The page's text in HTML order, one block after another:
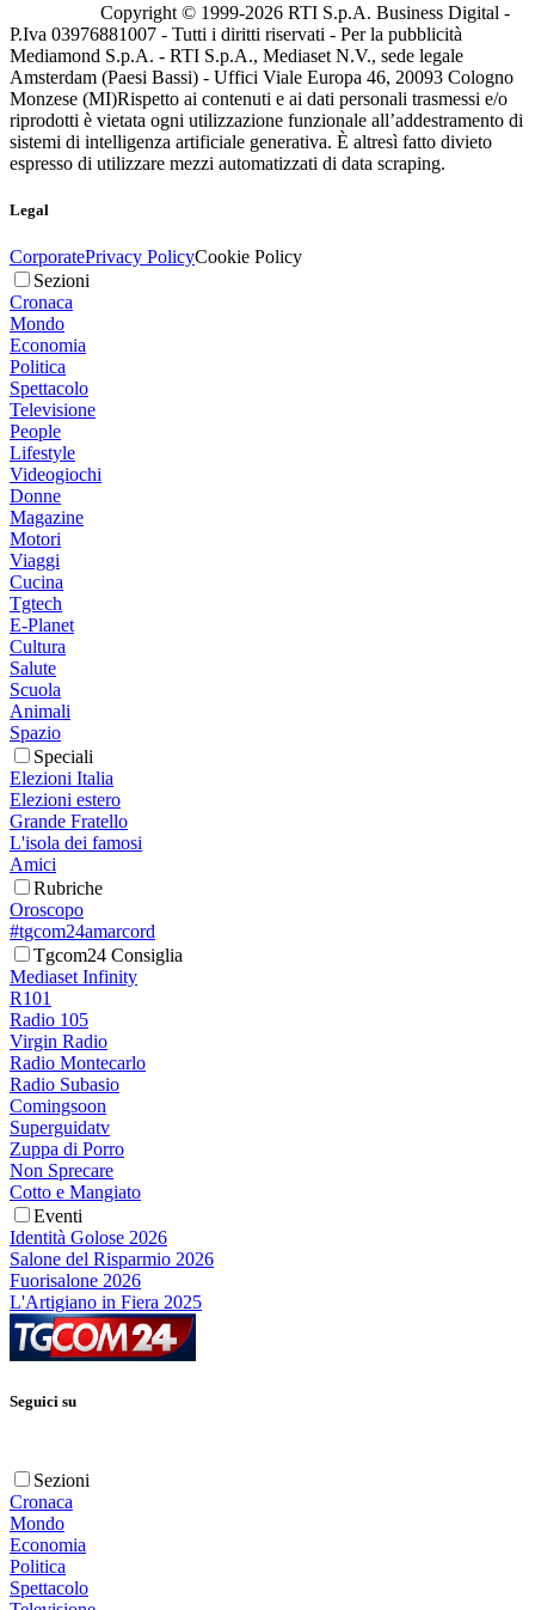
Copyright © 1999-2026 RTI S.p.A. Business Digital -
P.Iva 03976881007 - Tutti i diritti riservati - Per la pubblicità
Mediamond S.p.A. - RTI S.p.A., Mediaset N.V., sede legale
Amsterdam (Paesi Bassi) - Uffici Viale Europa 46, 20093 Cologno
Monzese (MI)Rispetto ai contenuti e ai dati personali trasmessi e/o
riprodotti è vietata ogni utilizzazione funzionale all’addestramento di
sistemi di intelligenza artificiale generativa. È altresì fatto divieto
espresso di utilizzare mezzi automatizzati di data scraping.
Legal
CorporatePrivacy PolicyCookie Policy
Sezioni
Cronaca
Mondo
Economia
Politica
Spettacolo
Televisione
People
Lifestyle
Videogiochi
Donne
Magazine
Motori
Viaggi
Cucina
Tgtech
E-Planet
Cultura
Salute
Scuola
Animali
Spazio
Speciali
Elezioni Italia
Elezioni estero
Grande Fratello
L'isola dei famosi
Amici
Rubriche
Oroscopo
#tgcom24amarcord
Tgcom24 Consiglia
Mediaset Infinity
R101
Radio 105
Virgin Radio
Radio Montecarlo
Radio Subasio
Comingsoon
Superguidatv
Zuppa di Porro
Non Sprecare
Cotto e Mangiato
Eventi
Identità Golose 2026
Salone del Risparmio 2026
Fuorisalone 2026
L'Artigiano in Fiera 2025
Seguici su
Sezioni
Cronaca
Mondo
Economia
Politica
Spettacolo